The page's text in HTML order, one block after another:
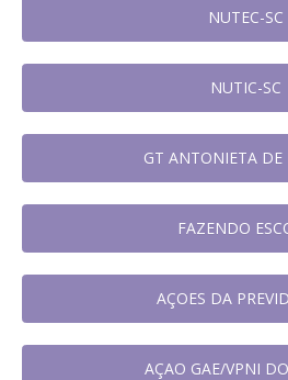
NUTEC-SC
NUTIC-SC
GT ANTONIETA DE
FAZENDO
AÇOES DA
AÇAO GAE/VPNI